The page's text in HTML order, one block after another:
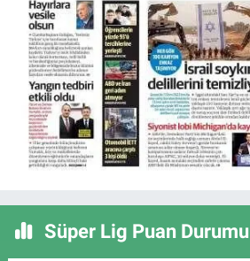
Süper Lig Puan Durumu